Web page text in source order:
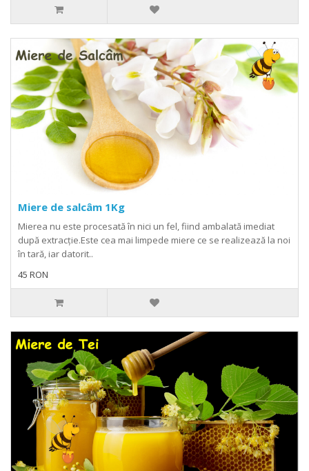
Miere de salcâm 1Kg
Mierea nu este procesată în nici un fel, fiind ambalată imediat
după extracție.Este cea mai limpede miere ce se realizează la noi
în tară, iar datorit..
45 RON